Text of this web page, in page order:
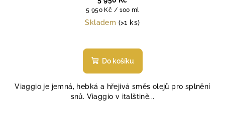
Měrná
cena:
5 950 Kč / 100 ml
Skladem (>1 ks)
Do košíku
Viaggio je jemná, hebká a hřejivá směs olejů pro splnění
snů. Viaggio v italštině...